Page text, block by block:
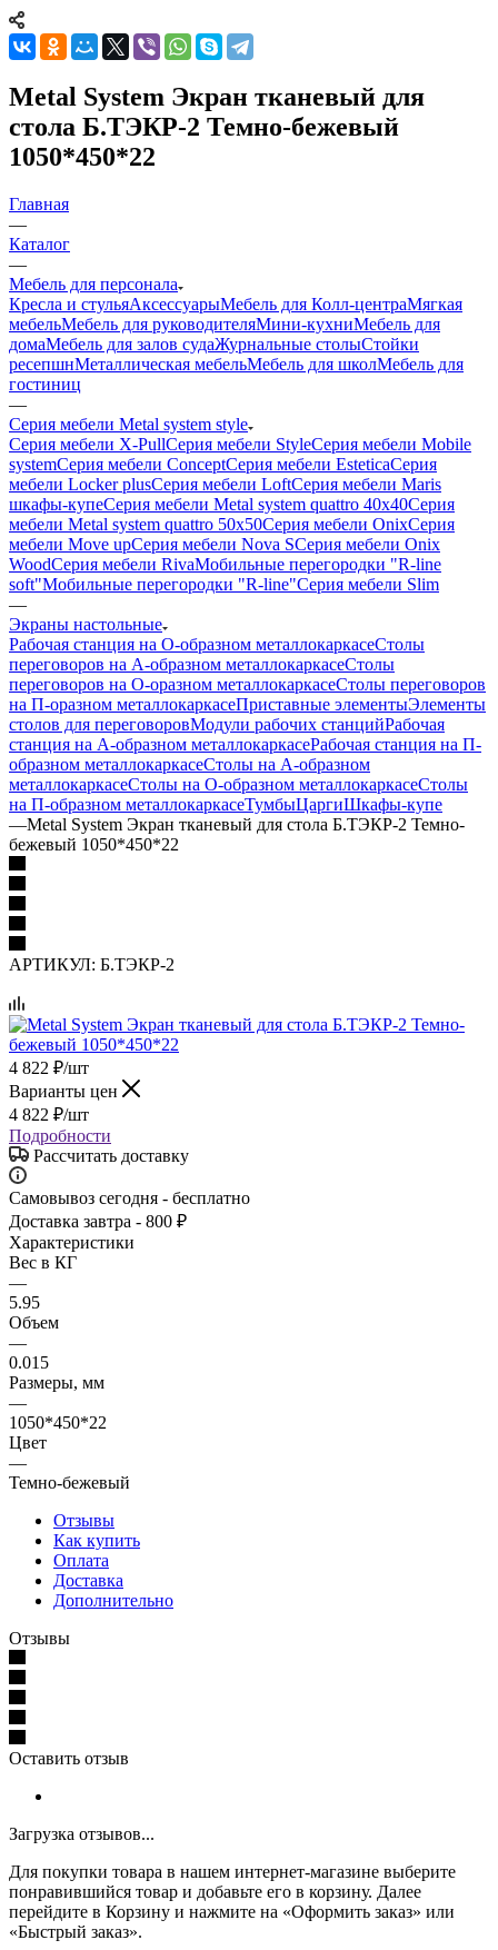
Metal System Экран тканевый для
стола Б.ТЭКР-2 Темно-бежевый
1050*450*22
Главная
—
Каталог
—
Мебель для персонала
Кресла и стульяАксессуарыМебель для Колл-центраМягкая
мебельМебель для руководителяМини-кухниМебель для
домаМебель для залов судаЖурнальные столыСтойки
ресепшнМеталлическая мебельМебель для школМебель для
гостиниц
—
Серия мебели Metal system style
Серия мебели X-PullСерия мебели StyleСерия мебели Mobile
systemСерия мебели ConceptСерия мебели EsteticaСерия
мебели Locker plusСерия мебели LoftСерия мебели Maris
шкафы-купеСерия мебели Metal system quattro 40x40Серия
мебели Metal system quattro 50x50Серия мебели OnixСерия
мебели Move upСерия мебели Nova SСерия мебели Onix
WoodСерия мебели RivaМобильные перегородки "R-line
soft"Мобильные перегородки "R-line"Серия мебели Slim
—
Экраны настольные
Рабочая станция на О-образном металлокаркасеСтолы
переговоров на А-образном металлокаркасеСтолы
переговоров на О-оразном металлокаркасеСтолы переговоров
на П-оразном металлокаркасеПриставные элементыЭлементы
столов для переговоровМодули рабочих станцийРабочая
станция на А-образном металлокаркасеРабочая станция на П-
образном металлокаркасеСтолы на А-образном
металлокаркасеСтолы на О-образном металлокаркасеСтолы
на П-образном металлокаркасеТумбыЦаргиШкафы-купе
—Metal System Экран тканевый для стола Б.ТЭКР-2 Темно-
бежевый 1050*450*22
АРТИКУЛ: Б.ТЭКР-2
4 822 ₽/шт
Варианты цен
4 822 ₽/шт
Подробности
Рассчитать доставку
Самовывоз сегодня - бесплатно
Доставка завтра - 800 ₽
Характеристики
Вес в КГ
—
5.95
Объем
—
0.015
Размеры, мм
—
1050*450*22
Цвет
—
Темно-бежевый
Отзывы
Как купить
Оплата
Доставка
Дополнительно
Отзывы
Оставить отзыв
Загрузка отзывов...
Для покупки товара в нашем интернет-магазине выберите
понравившийся товар и добавьте его в корзину. Далее
перейдите в Корзину и нажмите на «Оформить заказ» или
«Быстрый заказ».